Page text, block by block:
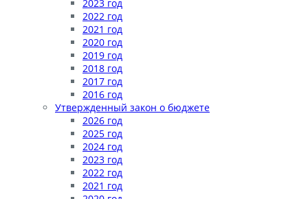
2023 год
2022 год
2021 год
2020 год
2019 год
2018 год
2017 год
2016 год
Утвержденный закон о бюджете
2026 год
2025 год
2024 год
2023 год
2022 год
2021 год